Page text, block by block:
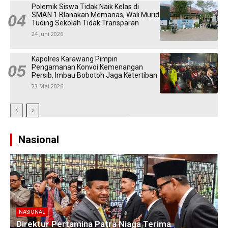
Polemik Siswa Tidak Naik Kelas di
SMAN 1 Blanakan Memanas, Wali Murid
Tuding Sekolah Tidak Transparan
24 Juni 2026
Kapolres Karawang Pimpin
Pengamanan Konvoi Kemenangan
Persib, Imbau Bobotoh Jaga Ketertiban
23 Mei 2026
Nasional
NASIONAL